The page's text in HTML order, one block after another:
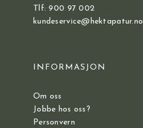
Tlf: 900 97 002
kundeservice@hektapatur.no
INFORMASJON
Om oss
Jobbe hos oss?
Personvern